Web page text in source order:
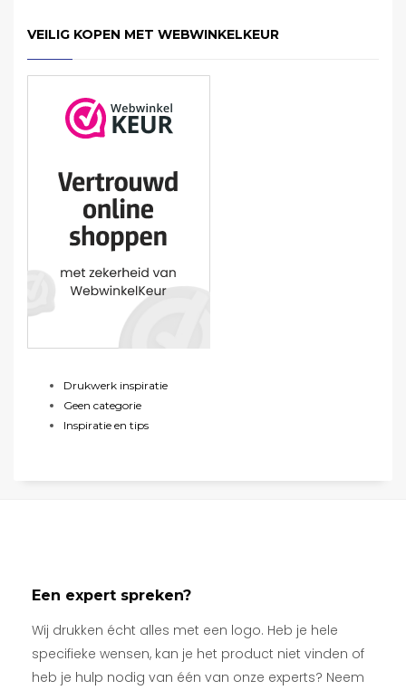
VEILIG KOPEN MET WEBWINKELKEUR
Drukwerk inspiratie
Geen categorie
Inspiratie en tips
Een expert spreken?
Wij drukken écht alles met een logo. Heb je hele
specifieke wensen, kan je het product niet vinden of
heb je hulp nodig van één van onze experts? Neem